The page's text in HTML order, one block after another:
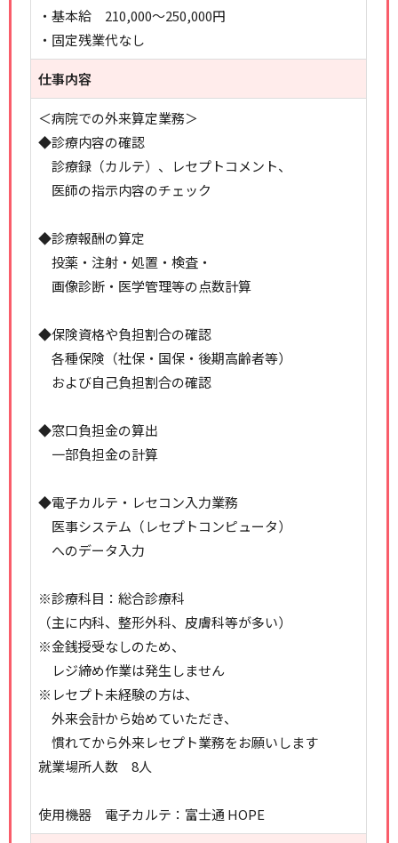
・基本給 210,000～250,000円
・固定残業代なし
仕事内容
＜病院での外来算定業務＞
◆診療内容の確認
診療録（カルテ）、レセプトコメント、
医師の指示内容のチェック
◆診療報酬の算定
投薬・注射・処置・検査・
画像診断・医学管理等の点数計算
◆保険資格や負担割合の確認
各種保険（社保・国保・後期高齢者等）
および自己負担割合の確認
◆窓口負担金の算出
一部負担金の計算
◆電子カルテ・レセコン入力業務
医事システム（レセプトコンピュータ）
へのデータ入力
※診療科目：総合診療科
（主に内科、整形外科、皮膚科等が多い）
※金銭授受なしのため、
レジ締め作業は発生しません
※レセプト未経験の方は、
外来会計から始めていただき、
慣れてから外来レセプト業務をお願いします
就業場所人数 8人
使用機器 電子カルテ：富士通 HOPE